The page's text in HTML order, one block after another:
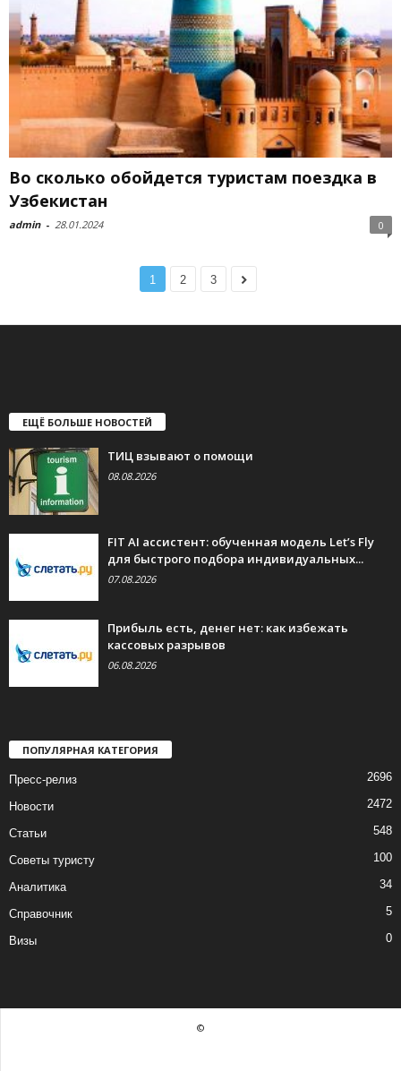
Во сколько обойдется туристам поездка в
Узбекистан
admin - 28.01.2024 0
1 2 3
ЕЩЁ БОЛЬШЕ НОВОСТЕЙ
ТИЦ взывают о помощи
08.08.2026
FIT AI ассистент: обученная модель Let’s Fly
для быстрого подбора индивидуальных...
07.08.2026
Прибыль есть, денег нет: как избежать
кассовых разрывов
06.08.2026
ПОПУЛЯРНАЯ КАТЕГОРИЯ
Пресс-релиз 2696
Новости 2472
Статьи 548
Советы туристу 100
Аналитика 34
Справочник 5
Визы 0
©